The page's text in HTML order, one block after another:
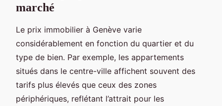
marché
Le prix immobilier à Genève varie
considérablement en fonction du quartier et du
type de bien. Par exemple, les appartements
situés dans le centre-ville affichent souvent des
tarifs plus élevés que ceux des zones
périphériques, reflétant l’attrait pour les